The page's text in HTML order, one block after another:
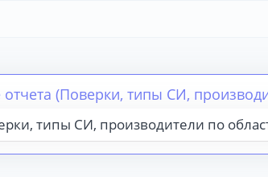
(Поверки, типы СИ,
типы СИ, производители по